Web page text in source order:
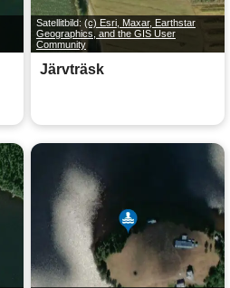
Satellitbild: (c) Esri, Maxar, Earthstar
Geographics, and the GIS User
Community
Järvträsk